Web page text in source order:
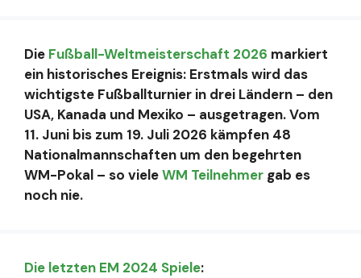
Die Fußball-Weltmeisterschaft 2026 markiert
ein historisches Ereignis: Erstmals wird das
wichtigste Fußballturnier in drei Ländern – den
USA, Kanada und Mexiko – ausgetragen. Vom
11. Juni bis zum 19. Juli 2026 kämpfen 48
Nationalmannschaften um den begehrten
WM-Pokal – so vieleWM Teilnehmer gab es
noch nie.
Die letzten EM 2024 Spiele: